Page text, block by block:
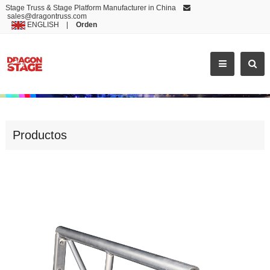
Stage Truss & Stage Platform Manufacturer in China
sales@dragontruss.com
ENGLISH
Orden
Productos